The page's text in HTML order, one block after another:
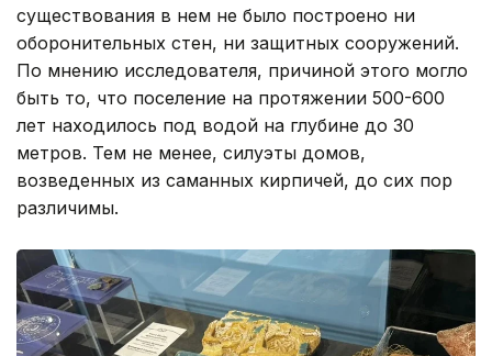
существования в нем не было построено ни
оборонительных стен, ни защитных сооружений.
По мнению исследователя, причиной этого могло
быть то, что поселение на протяжении 500-600
лет находилось под водой на глубине до 30
метров. Тем не менее, силуэты домов,
возведенных из саманных кирпичей, до сих пор
различимы.